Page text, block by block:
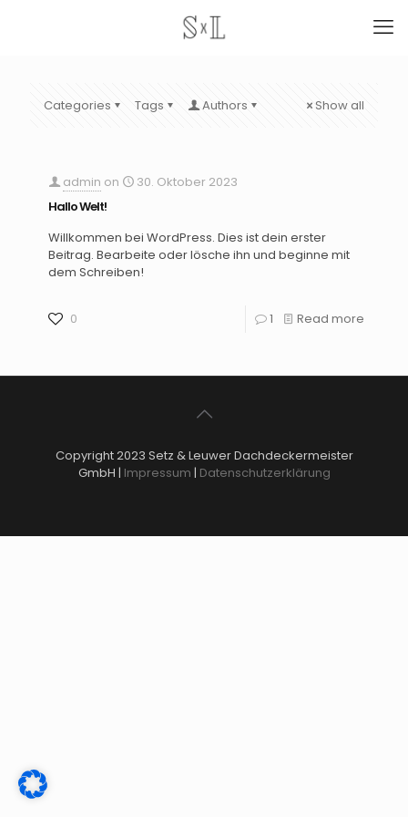
Categories Tags Authors Show all
admin on
30. Oktober 2023
Hallo Welt!
Willkommen bei WordPress. Dies ist dein erster
Beitrag. Bearbeite oder lösche ihn und beginne mit
dem Schreiben!
0 1 Read more
Copyright 2023 Setz & Leuwer Dachdeckermeister
GmbH | Impressum | Datenschutzerklärung